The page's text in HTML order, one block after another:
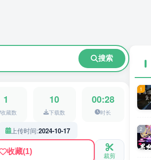
搜索
1
收藏数
10
下载数
00:28
时长
上传时间:2024-10-17
收藏(1) 裁剪
1
2